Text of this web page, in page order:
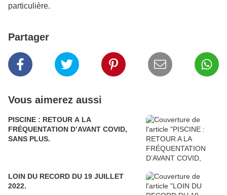
particulière.
Partager
Vous aimerez aussi
PISCINE : RETOUR A LA
FRÉQUENTATION D’AVANT COVID,
SANS PLUS.
LOIN DU RECORD DU 19 JUILLET
2022.